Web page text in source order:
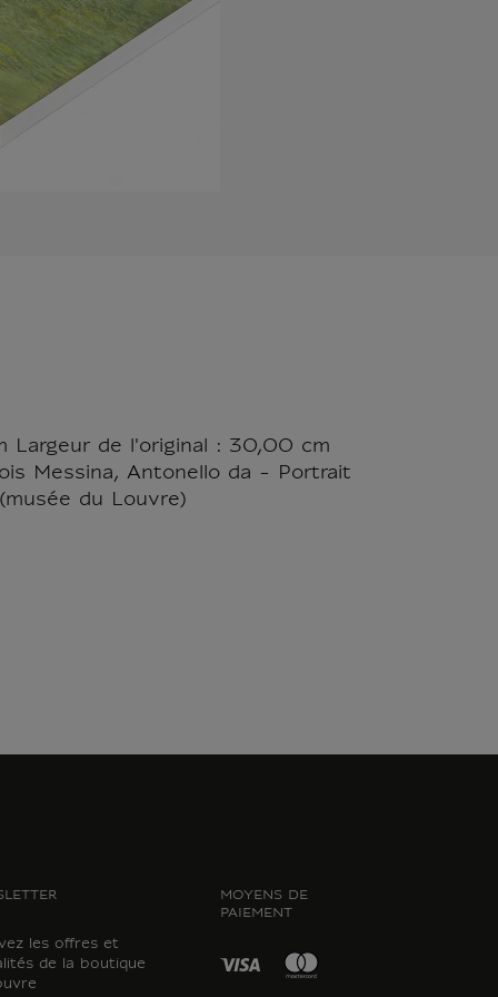
Largeur de l'original : 30,00 cm
Messina, Antonello da - Portrait
du Louvre)
les offres et
de la boutique
MOYENS DE
PAIEMENT